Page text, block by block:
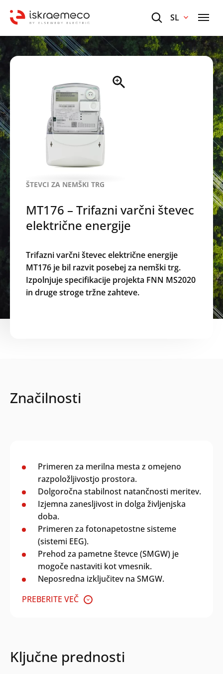
SL
ŠTEVCI ZA NEMŠKI TRG
MT176 – Trifazni varčni števec
električne energije
Trifazni varčni števec električne energije
MT176 je bil razvit posebej za nemški trg.
Izpolnjuje specifikacije projekta FNN MS2020
in druge stroge tržne zahteve.
Značilnosti
Primeren za merilna mesta z omejeno
razpoložljivostjo prostora.
Dolgoročna stabilnost natančnosti meritev.
Izjemna zanesljivost in dolga življenjska
doba.
Primeren za fotonapetostne sisteme
(sistemi EEG).
Prehod za pametne števce (SMGW) je
mogoče nastaviti kot vmesnik.
Neposredna izključitev na SMGW.
PREBERITE VEČ
Ključne prednosti